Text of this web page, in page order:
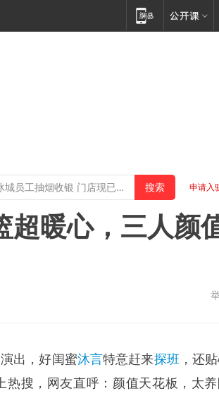
申请入
超暖心，三人颜
出，好闺蜜沐言特意赶来探班，还
热搜，网友直呼：颜值天花板，太